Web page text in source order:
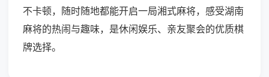
不卡顿，随时随地都能开启一局湘式麻将，感受湖南
麻将的热闹与趣味，是休闲娱乐、亲友聚会的优质棋
牌选择。